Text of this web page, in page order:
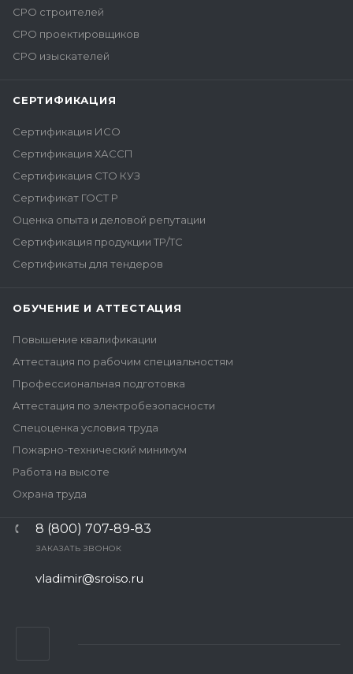
СРО строителей
СРО проектировщиков
СРО изыскателей
СЕРТИФИКАЦИЯ
Сертификация ИСО
Сертификация ХАССП
Сертификация СТО КУЗ
Сертификат ГОСТ Р
Оценка опыта и деловой репутации
Сертификация продукции ТР/ТС
Сертификаты для тендеров
ОБУЧЕНИЕ И АТТЕСТАЦИЯ
Повышение квалификации
Аттестация по рабочим специальностям
Профессиональная подготовка
Аттестация по электробезопасности
Спецоценка условия труда
Пожарно-технический минимум
Работа на высоте
Охрана труда
8 (800) 707-89-83
ЗАКАЗАТЬ ЗВОНОК
vladimir@sroiso.ru